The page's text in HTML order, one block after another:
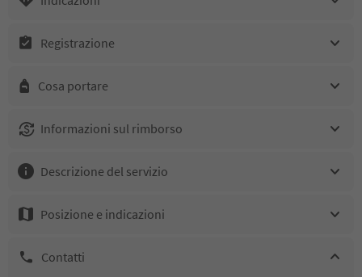
Registrazione
Cosa portare
Informazioni sul rimborso
Descrizione del servizio
Posizione e indicazioni
Contatti